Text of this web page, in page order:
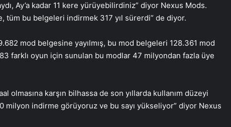
Ay’a kadar 11 kere yürüyebilirdiniz” diyor Nexus Mods.
tüm bu belgeleri indirmek 317 yıl sürerdi” de diyor.
mod belgesine yayılmış, bu mod belgeleri 128.361 mod
farklı oyun için sunulan bu modlar 47 milyondan fazla üye
olmasına karşın bilhassa de son yıllarda kullanım düzeyi
milyon indirme görüyoruz ve bu sayı yükseliyor” diyor Nexus